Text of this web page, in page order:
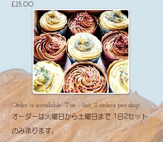
£15.00
Order is available: Tue - Sat, 2 orders per day
​オーダーは火曜日から土曜日まで 1日2セット
のみ承ります。